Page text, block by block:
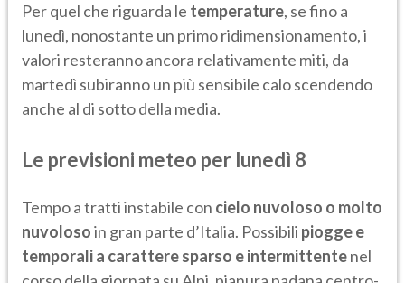
Per quel che riguarda le temperature, se fino a
lunedì, nonostante un primo ridimensionamento, i
valori resteranno ancora relativamente miti, da
martedì subiranno un più sensibile calo scendendo
anche al di sotto della media.
Le previsioni meteo per lunedì 8
Tempo a tratti instabile con cielo nuvoloso o molto
nuvolosoin gran parte d’Italia. Possibili piogge e
temporali a carattere sparso e intermittentenel